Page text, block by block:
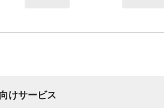
けサービス